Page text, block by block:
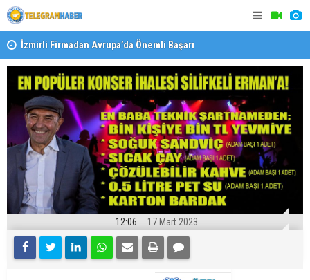
İzmirli Firmadan Avrupa’da Önemli Başarı
Devlet
12:06 17 Mart 2023